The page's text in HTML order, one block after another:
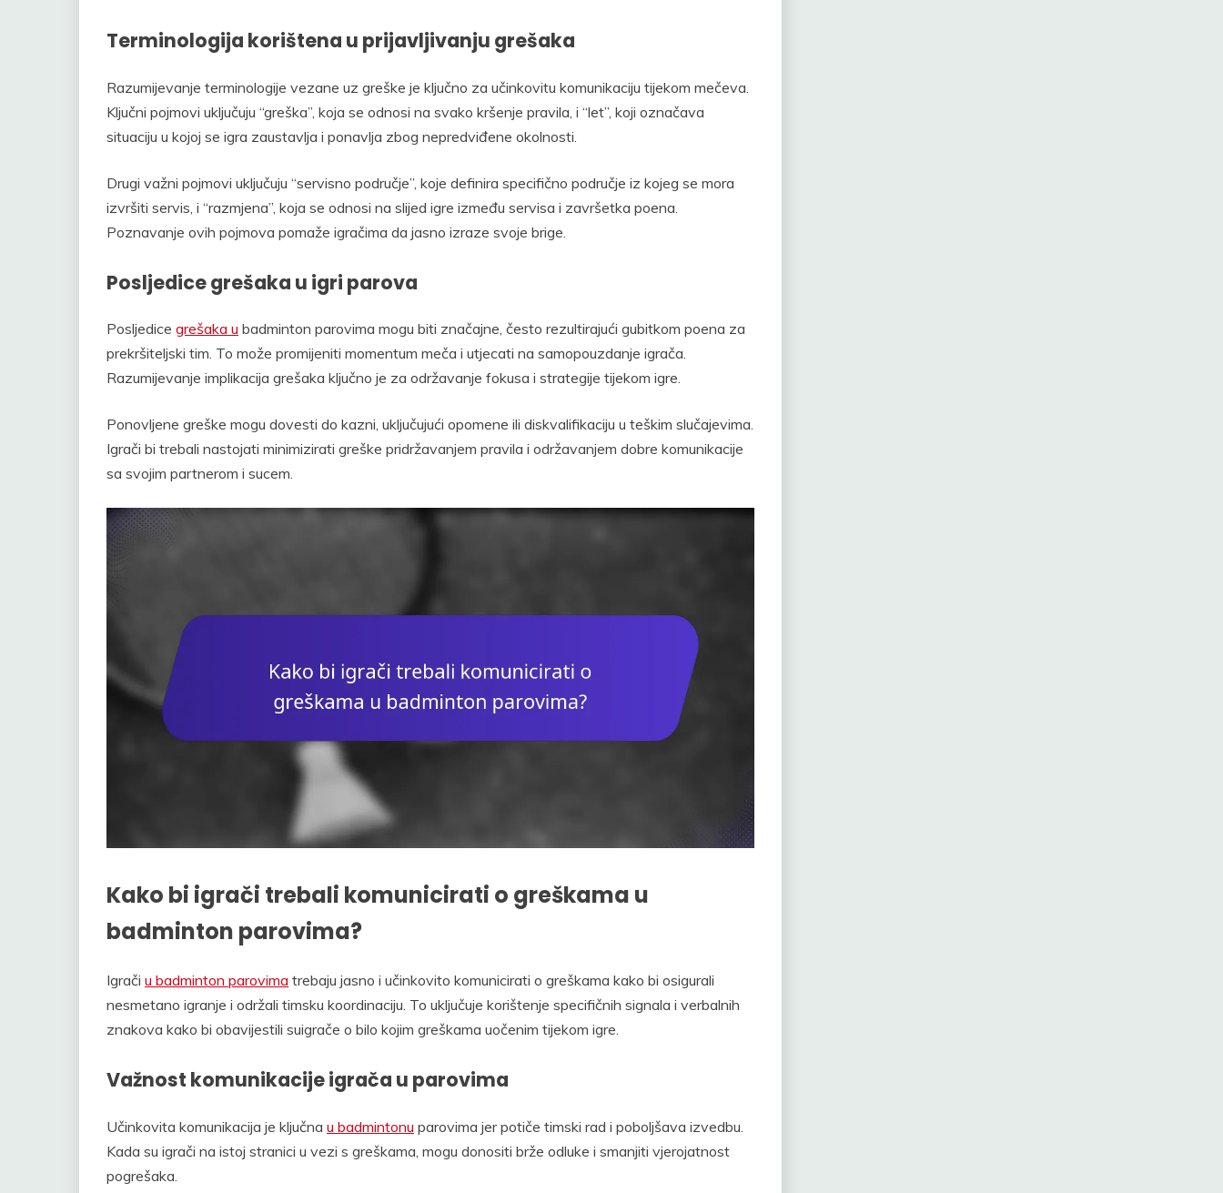
Terminologija korištena u prijavljivanju grešaka
Razumijevanje terminologije vezane uz greške je ključno za učinkovitu komunikaciju tijekom mečeva.
Ključni pojmovi uključuju “greška”, koja se odnosi na svako kršenje pravila, i “let”, koji označava
situaciju u kojoj se igra zaustavlja i ponavlja zbog nepredviđene okolnosti.
Drugi važni pojmovi uključuju “servisno područje”, koje definira specifično područje iz kojeg se mora
izvršiti servis, i “razmjena”, koja se odnosi na slijed igre između servisa i završetka poena.
Poznavanje ovih pojmova pomaže igračima da jasno izraze svoje brige.
Posljedice grešaka u igri parova
Posljedice grešaka u badminton parovima mogu biti značajne, često rezultirajući gubitkom poena za
prekršiteljski tim. To može promijeniti momentum meča i utjecati na samopouzdanje igrača.
Razumijevanje implikacija grešaka ključno je za održavanje fokusa i strategije tijekom igre.
Ponovljene greške mogu dovesti do kazni, uključujući opomene ili diskvalifikaciju u teškim slučajevima.
Igrači bi trebali nastojati minimizirati greške pridržavanjem pravila i održavanjem dobre komunikacije
sa svojim partnerom i sucem.
Kako bi igrači trebali komunicirati o greškama u
badminton parovima?
Igrači u badminton parovima trebaju jasno i učinkovito komunicirati o greškama kako bi osigurali
nesmetano igranje i održali timsku koordinaciju. To uključuje korištenje specifičnih signala i verbalnih
znakova kako bi obavijestili suigrače o bilo kojim greškama uočenim tijekom igre.
Važnost komunikacije igrača u parovima
Učinkovita komunikacija je ključna u badmintonu parovima jer potiče timski rad i poboljšava izvedbu.
Kada su igrači na istoj stranici u vezi s greškama, mogu donositi brže odluke i smanjiti vjerojatnost
pogrešaka.